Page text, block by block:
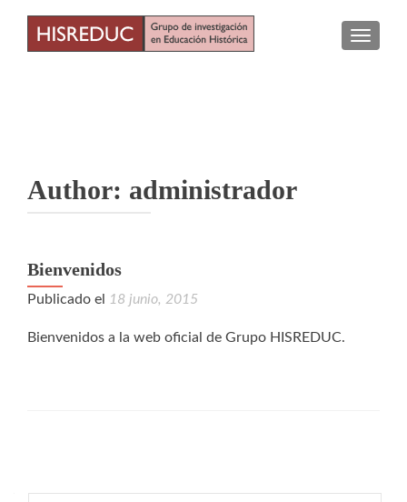
Author: administrador
Bienvenidos
Publicado el 18 junio, 2015
Bienvenidos a la web oficial de Grupo HISREDUC.